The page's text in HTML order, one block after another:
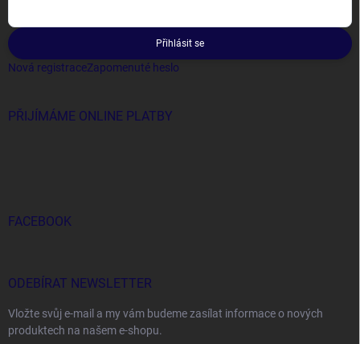
Přihlásit se
Nová registraceZapomenuté heslo
PŘIJÍMÁME ONLINE PLATBY
FACEBOOK
ODEBÍRAT NEWSLETTER
Vložte svůj e-mail a my vám budeme zasílat informace o nových
produktech na našem e-shopu.